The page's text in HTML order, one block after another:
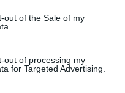
out of the Sale of my
out of processing my
for Targeted Advertising.
de armas e 24 doses de
91 armas e 24 doses individuais de